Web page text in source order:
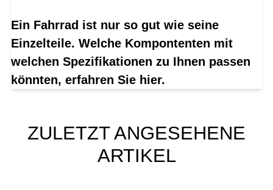
Ein Fahrrad ist nur so gut wie seine
Einzelteile. Welche Kompontenten mit
welchen Spezifikationen zu Ihnen passen
könnten, erfahren Sie hier.
ZULETZT ANGESEHENE
ARTIKEL